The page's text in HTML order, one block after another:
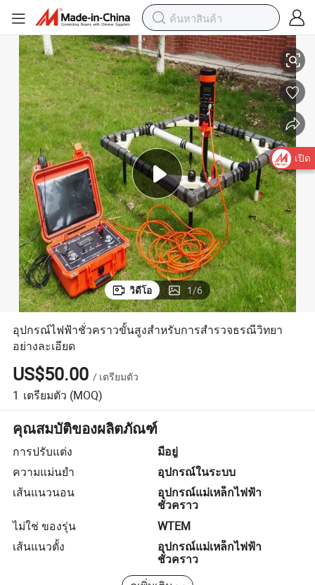
อุปกรณ์ไฟฟ้าชั่วคราวขั้นสูงสำหรับการสำรวจธรณีวิทยาอย่างละเอียด
วิดีโอ 1/6
อุปกรณ์ไฟฟ้าชั่วคราวขั้นสูงสำหรับการสำรวจธรณีวิทยา
อย่างละเอียด
US$50.00 / เตรียมตัว
1 เตรียมตัว (MOQ)
คุณสมบัติของผลิตภัณฑ์
การปรับแต่ง
มีอยู่
ความแม่นยำ
อุปกรณ์ในระบบ
เส้นแนวนอน
อุปกรณ์แม่เหล็กไฟฟ้า
ชั่วคราว
ไม่ใช่ ของรุ่น
WTEM
เส้นแนวตั้ง
อุปกรณ์แม่เหล็กไฟฟ้า
ชั่วคราว
เปิด